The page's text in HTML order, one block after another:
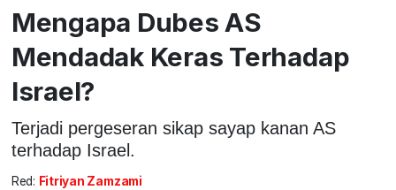
Mengapa Dubes AS
Mendadak Keras Terhadap
Israel?
Terjadi pergeseran sikap sayap kanan AS
terhadap Israel.
Red: Fitriyan Zamzami